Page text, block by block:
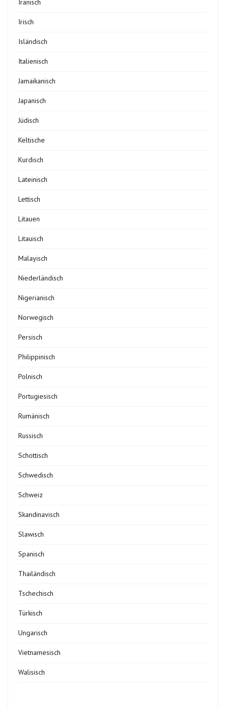
Iranisch
Irisch
Isländisch
Italienisch
Jamaikanisch
Japanisch
Jüdisch
Keltische
Kurdisch
Lateinisch
Lettisch
Litauen
Litauisch
Malayisch
Niederländisch
Nigerianisch
Norwegisch
Persisch
Philippinisch
Polnisch
Portugiesisch
Rumänisch
Russisch
Schottisch
Schwedisch
Schweiz
Skandinavisch
Slawisch
Spanisch
Thailändisch
Tschechisch
Türkisch
Ungarisch
Vietnamesisch
Walisisch